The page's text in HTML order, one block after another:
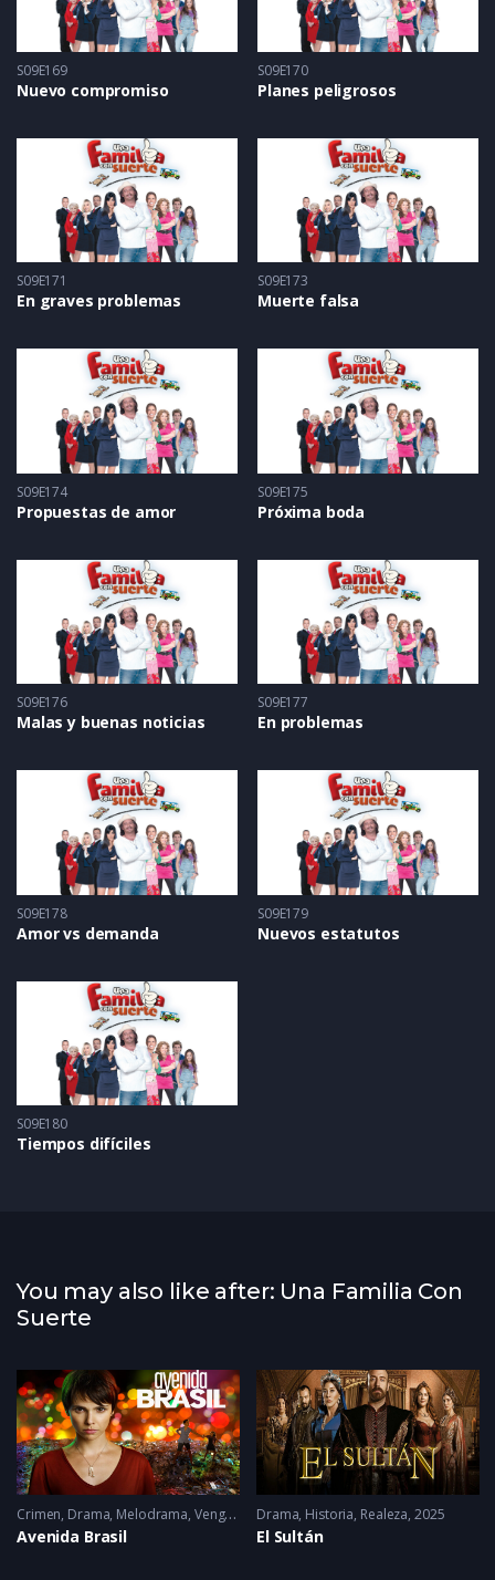
S09E169
Nuevo compromiso
S09E170
Planes peligrosos
S09E171
En graves problemas
S09E173
Muerte falsa
S09E174
Propuestas de amor
S09E175
Próxima boda
S09E176
Malas y buenas noticias
S09E177
En problemas
S09E178
Amor vs demanda
S09E179
Nuevos estatutos
S09E180
Tiempos difíciles
You may also like after: Una Familia Con
Suerte
Crimen, Drama, Melodrama, Venganza 2025
Avenida Brasil
Drama, Historia, Realeza 2025
El Sultán